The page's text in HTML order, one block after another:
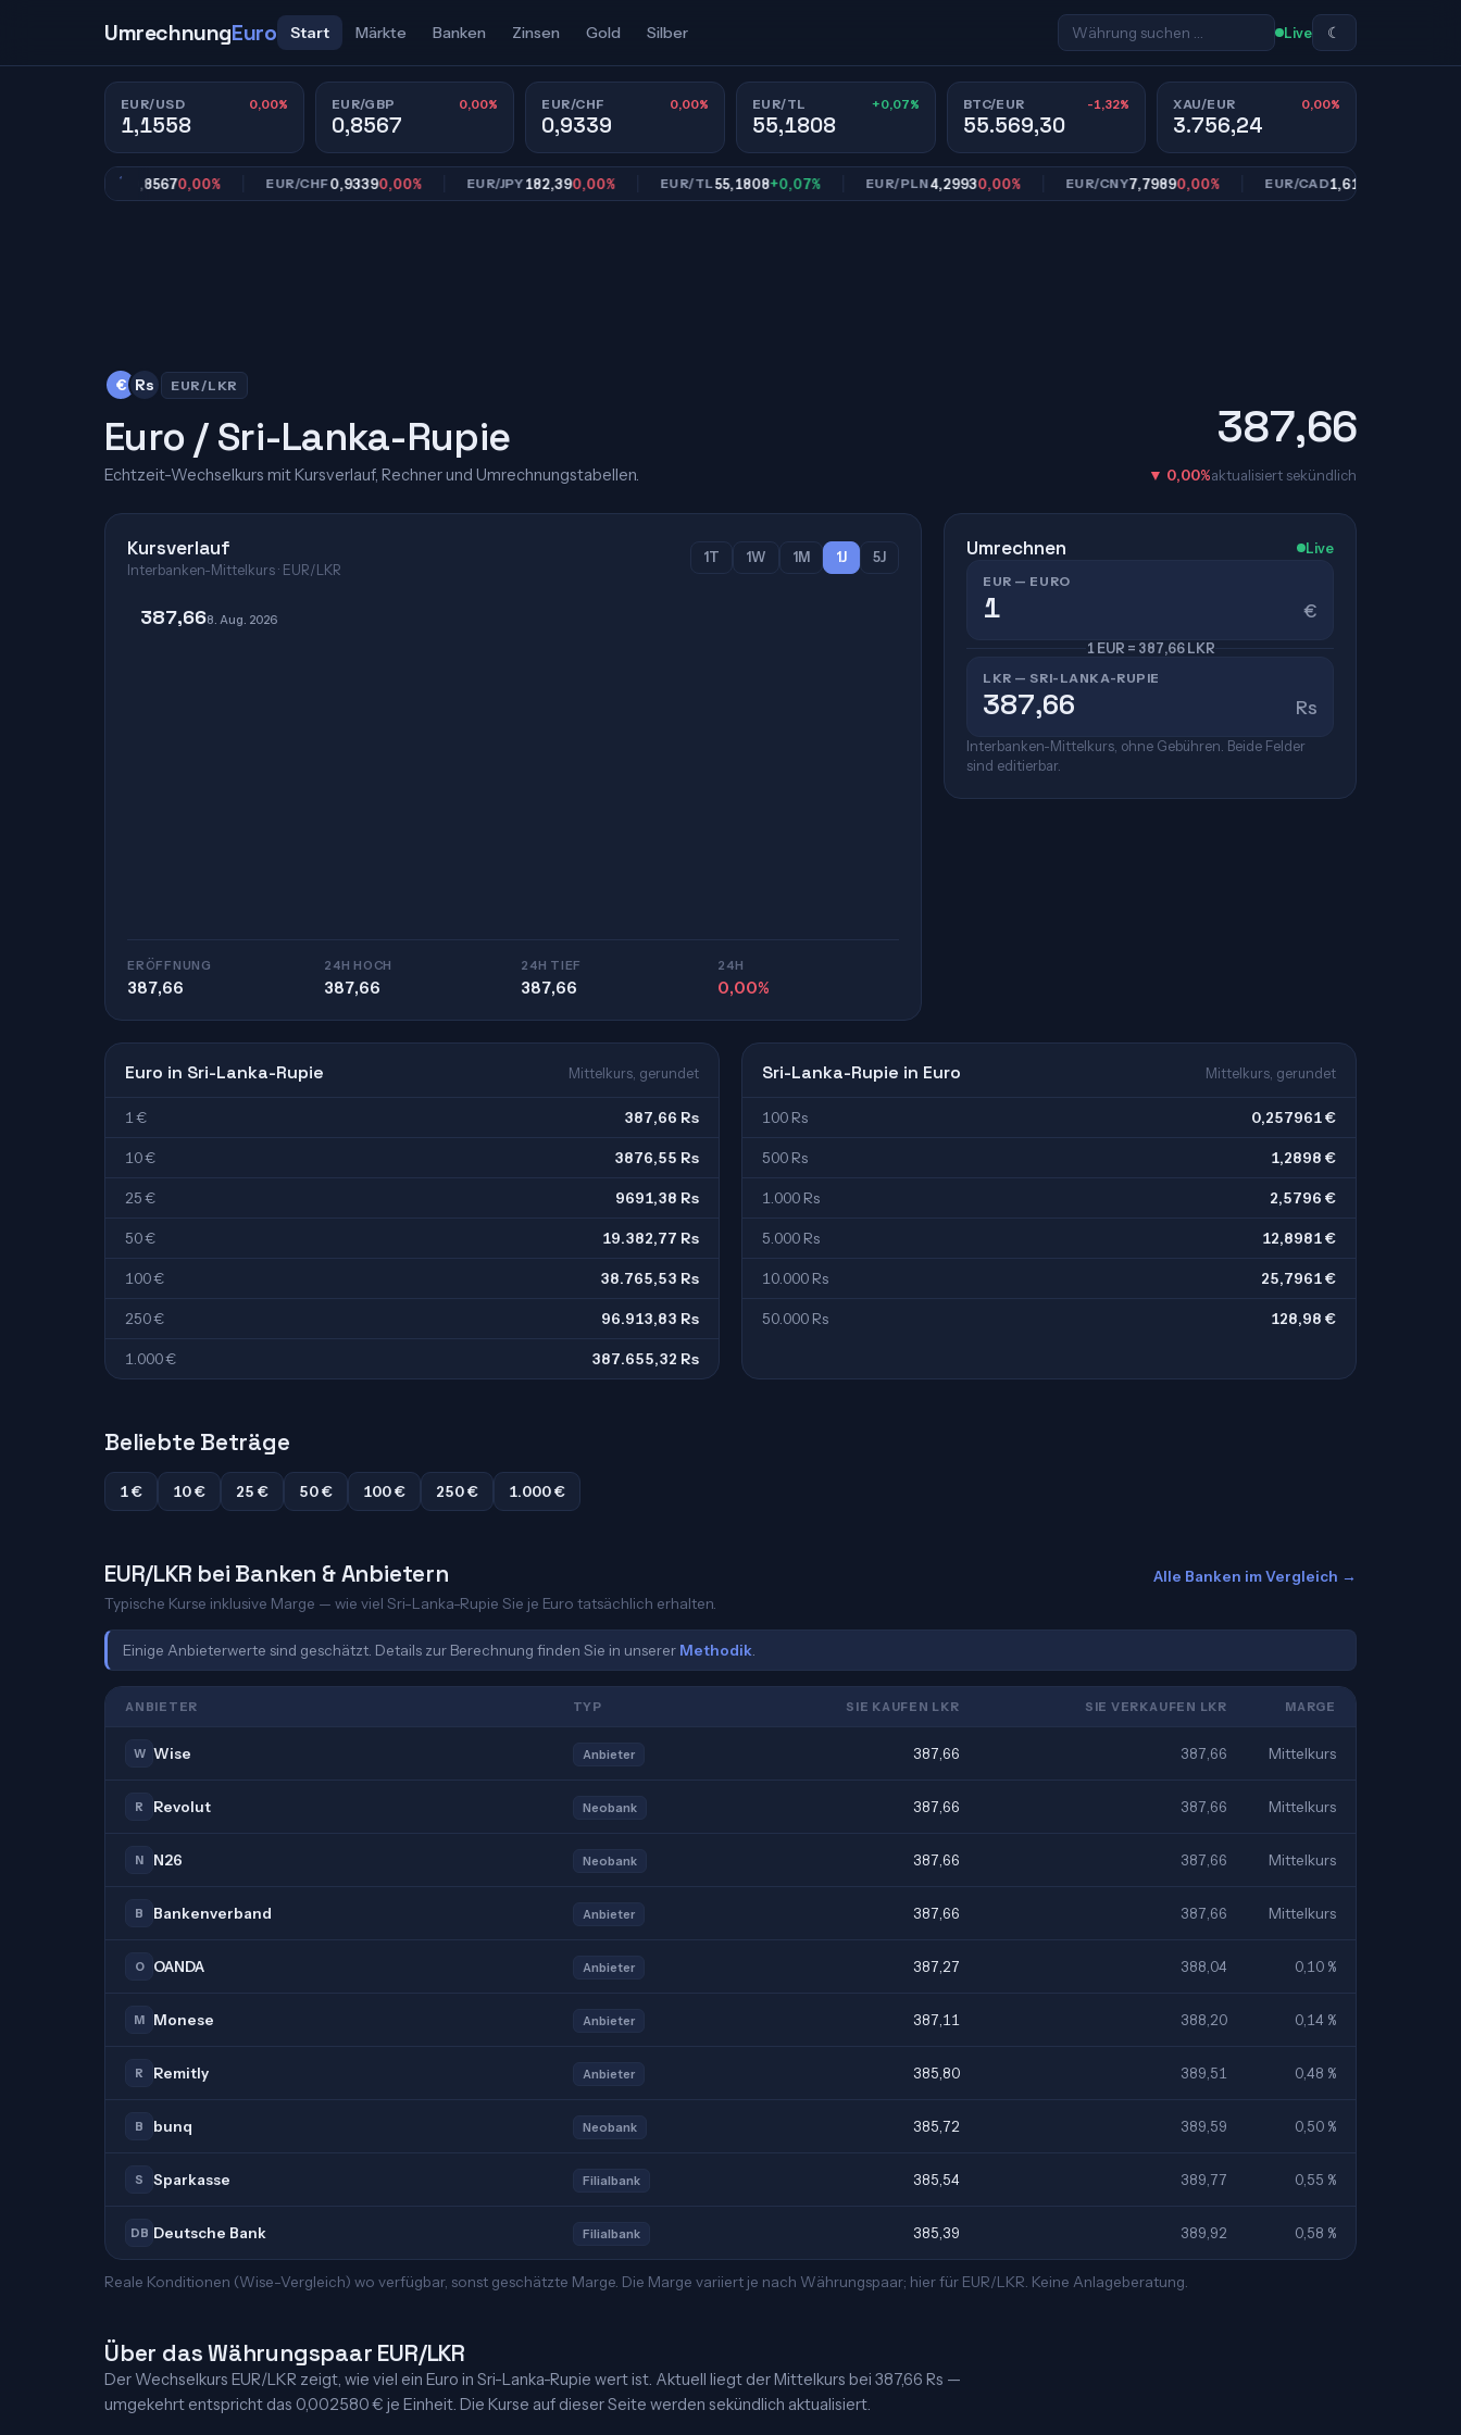
UmrechnungEuro Start Märkte Banken Zinsen Gold Silber Live ☾
EUR/USD 0,00%
1,1558
EUR/GBP 0,00%
0,8567
EUR/CHF 0,00%
0,9339
EUR/TL +0,07%
55,1808
BTC/EUR -1,32%
55.569,30
XAU/EUR 0,00%
3.756,24
0,8567 0,00% EUR/CHF0,93390,00% EUR/JPY182,390,00% EUR/TL55,1808+0,07% EUR/PLN4,29930,00% EUR/CNY7,79890,00% EUR/CAD1,61130,00%
€ Rs EUR/LKR
Euro / Sri-Lanka-Rupie
Echtzeit-Wechselkurs mit Kursverlauf, Rechner und Umrechnungstabellen.
387,66
▼ 0,00%aktualisiert sekündlich
Kursverlauf
Interbanken-Mittelkurs · EUR/LKR
1T 1W 1M 1J 5J
387,668. Aug. 2026
ERÖFFNUNG
387,66
24H HOCH
387,66
24H TIEF
387,66
24H
0,00%
Umrechnen Live
EUR — EURO
€
1 EUR = 387,66 LKR
LKR — SRI-LANKA-RUPIE
Rs
Interbanken-Mittelkurs, ohne Gebühren. Beide Felder
sind editierbar.
Euro in Sri-Lanka-Rupie Mittelkurs, gerundet
1 € 387,66 Rs
10 € 3876,55 Rs
25 € 9691,38 Rs
50 € 19.382,77 Rs
100 € 38.765,53 Rs
250 € 96.913,83 Rs
1.000 € 387.655,32 Rs
Sri-Lanka-Rupie in Euro Mittelkurs, gerundet
100 Rs 0,257961 €
500 Rs 1,2898 €
1.000 Rs 2,5796 €
5.000 Rs 12,8981 €
10.000 Rs 25,7961 €
50.000 Rs 128,98 €
Beliebte Beträge
1 € 10 € 25 € 50 € 100 € 250 € 1.000 €
EUR/LKR bei Banken & Anbietern
Typische Kurse inklusive Marge — wie viel Sri-Lanka-Rupie Sie je Euro tatsächlich erhalten.
Alle Banken im Vergleich →
Einige Anbieterwerte sind geschätzt. Details zur Berechnung finden Sie in unserer Methodik
ANBIETER TYP SIE KAUFEN LKR SIE VERKAUFEN LKR MARGE
W Wise Anbieter 387,66 387,66 Mittelkurs
R Revolut Neobank 387,66 387,66 Mittelkurs
N N26 Neobank 387,66 387,66 Mittelkurs
B Bankenverband Anbieter 387,66 387,66 Mittelkurs
O OANDA Anbieter 387,27 388,04 0,10 %
M Monese Anbieter 387,11 388,20 0,14 %
R Remitly Anbieter 385,80 389,51 0,48 %
B bunq Neobank 385,72 389,59 0,50 %
S Sparkasse Filialbank 385,54 389,77 0,55 %
DB Deutsche Bank Filialbank 385,39 389,92 0,58 %
Reale Konditionen (Wise-Vergleich) wo verfügbar, sonst geschätzte Marge. Die Marge variiert je nach Währungspaar; hier für EUR/LKR. Keine Anlageberatung.
Über das Währungspaar EUR/LKR
Der Wechselkurs EUR/LKR zeigt, wie viel ein Euro in Sri-Lanka-Rupie wert ist. Aktuell liegt der Mittelkurs bei 387,66 Rs —
umgekehrt entspricht das 0,002580 € je Einheit. Die Kurse auf dieser Seite werden sekündlich aktualisiert.